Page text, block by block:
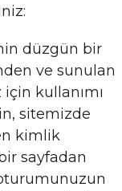
düzgün bir
ve sunulan
kullanımı
sitemizde
kimlik
sayfadan